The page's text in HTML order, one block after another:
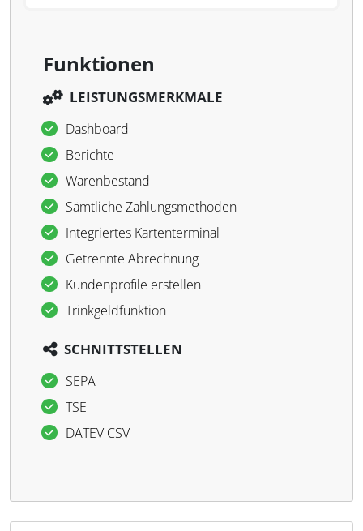
Funktionen
LEISTUNGSMERKMALE
Dashboard
Berichte
Warenbestand
Sämtliche Zahlungsmethoden
Integriertes Kartenterminal
Getrennte Abrechnung
Kundenprofile erstellen
Trinkgeldfunktion
SCHNITTSTELLEN
SEPA
TSE
DATEV CSV